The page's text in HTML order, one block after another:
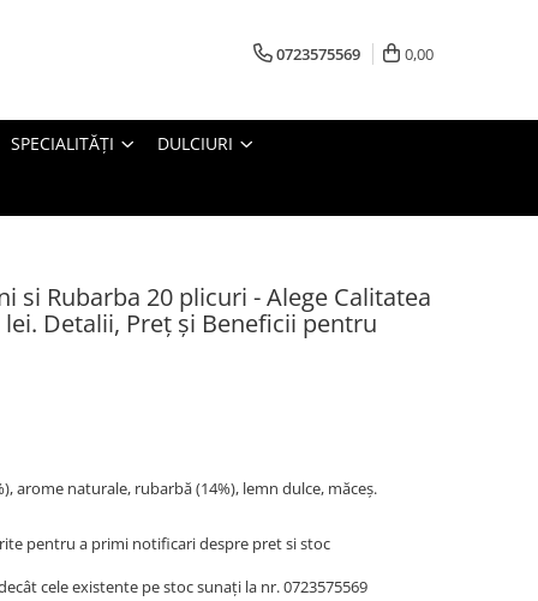
0723575569 0,00
SPECIALITĂȚI DULCIURI
si Rubarba 20 plicuri - Alege Calitatea
Detalii, Preț și Beneficii pentru
arome naturale, rubarbă (14%), lemn dulce, măceș.
pentru a primi notificari despre pret si stoc
cele existente pe stoc sunați la nr. 0723575569